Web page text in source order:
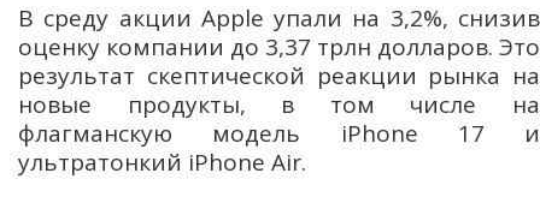
В среду акции Apple упали на 3,2%, снизив
оценку компании до 3,37 трлн долларов. Это
результат скептической реакции рынка на
новые продукты, в том числе на
флагманскую модель iPhone 17 и
ультратонкий iPhone Air.